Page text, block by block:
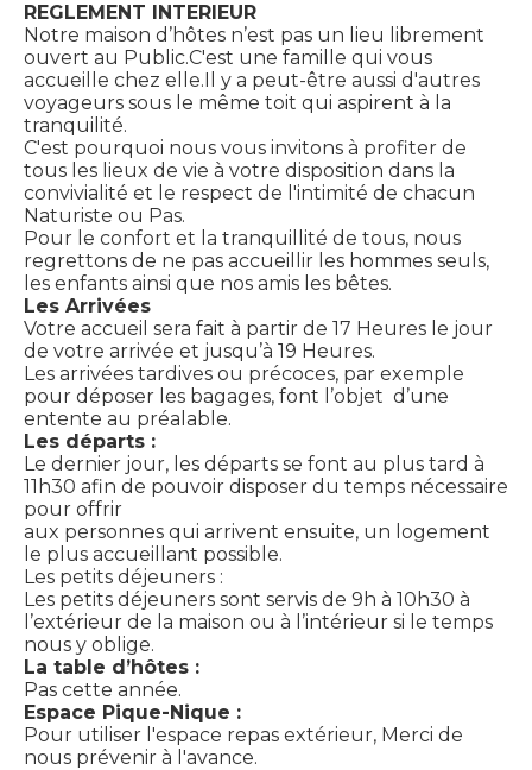
REGLEMENT INTERIEUR
Notre maison d’hôtes n’est pas un lieu librement
ouvert au Public.C'est une famille qui vous
accueille chez elle.Il y a peut-être aussi d'autres
voyageurs sous le même toit qui aspirent à la
tranquilité.
C'est pourquoi nous vous invitons à profiter de
tous les lieux de vie à votre disposition dans la
convivialité et le respect de l'intimité de chacun
Naturiste ou Pas.
Pour le confort et la tranquillité de tous, nous
regrettons de ne pas accueillir les hommes seuls,
les enfants ainsi que nos amis les bêtes.
Les Arrivées
Votre accueil sera fait à partir de 17 Heures le jour
de votre arrivée et jusqu’à 19 Heures.
Les arrivées tardives ou précoces, par exemple
pour déposer les bagages, font l’objet d’une
entente au préalable.
Les départs :
Le dernier jour, les départs se font au plus tard à
11h30 afin de pouvoir disposer du temps nécessaire
pour offrir
aux personnes qui arrivent ensuite, un logement
le plus accueillant possible.
Les petits déjeuners :
Les petits déjeuners sont servis de 9h à 10h30 à
l’extérieur de la maison ou à l’intérieur si le temps
nous y oblige.
La table d’hôtes :
Pas cette année.
Espace Pique-Nique :
Pour utiliser l'espace repas extérieur, Merci de
nous prévenir à l'avance.